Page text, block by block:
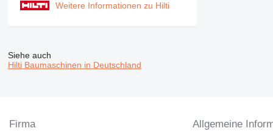
IT
PM
Weitere Informationen zu Hilti
Siehe auch
Hilti Baumaschinen in Deutschland
Firma Allgemeine